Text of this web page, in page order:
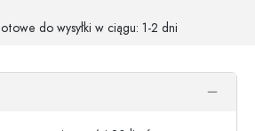
do wysyłki w ciągu: 1-2 dni